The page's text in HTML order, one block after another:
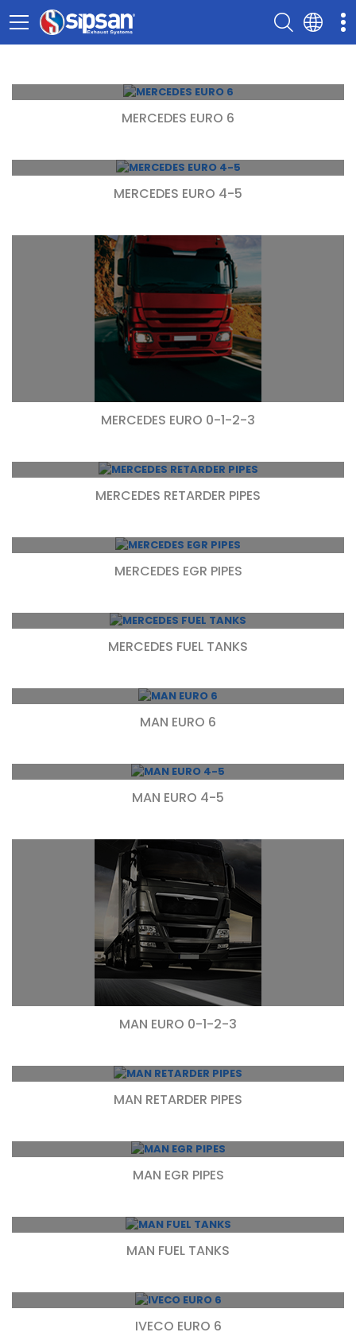
MERCEDES EURO 6
MERCEDES EURO 4-5
MERCEDES EURO 0-1-2-3
MERCEDES RETARDER PIPES
MERCEDES EGR PIPES
MERCEDES FUEL TANKS
MAN EURO 6
MAN EURO 4-5
MAN EURO 0-1-2-3
MAN RETARDER PIPES
MAN EGR PIPES
MAN FUEL TANKS
IVECO EURO 6